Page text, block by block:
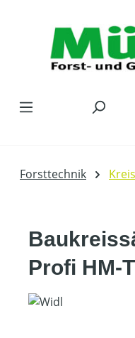
Forsttechnik
Profi HM-